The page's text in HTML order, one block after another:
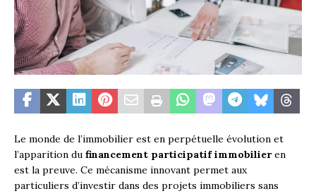
Le monde de l’immobilier est en perpétuelle évolution et
l’apparition du financement participatif immobilieren
est la preuve. Ce mécanisme innovant permet aux
particuliers d’investir dans des projets immobiliers sans